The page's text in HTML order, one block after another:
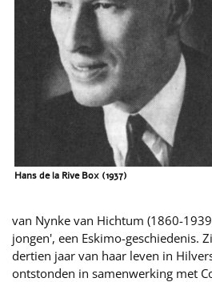
Hans de la Rive Box (1937)
van Nynke van Hichtum (1860-
jongen', een Eskimo-geschiedenis.
dertien jaar van haar leven in
ontstonden in samenwerking met